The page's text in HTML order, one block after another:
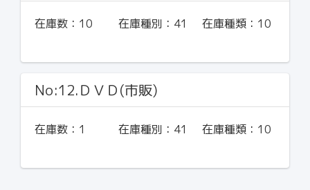
在庫数： 10 在庫種別： 41 在庫種類： 10
No:12.ＤＶＤ(市販)
在庫数： 1 在庫種別： 41 在庫種類： 10